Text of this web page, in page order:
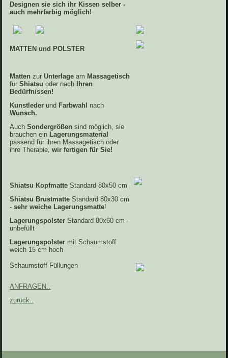
Designen sie sich ihr Kissen selber -
auch mehrfarbig möglich!
MATTEN und POLSTER
Matten zurUnterlage am Massagetisch
fürShiatsuoder nach Ihren
Bedürfnissen!
Kunstleder und Farbwahl
nach
Wunsch.
AuchSondergrößen sind möglich, sie
brauchen ein Lagerungsmaterial
passend für ihren Massagetisch oder
ihre Therapie,wir fertigen für Sie!
Shiatsu KopfmatteStandard 80x50 cm
Shiatsu BrustmatteStandard 80x30 cm
-sehr weiche Lagerungsmatte!
Lagerungspolster Standard 80x60 cm -
unbefüllt
Lagerungspolster mit Schaumstoff
weich 15 cm hoch
Schaumstoff Füllungen
ANFRAGEN..
zurück..